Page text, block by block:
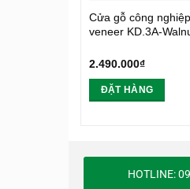
Cửa gỗ công
veneer KD.3A-
2.490.000₫
ĐẶT HÀNG
HOTLINE: